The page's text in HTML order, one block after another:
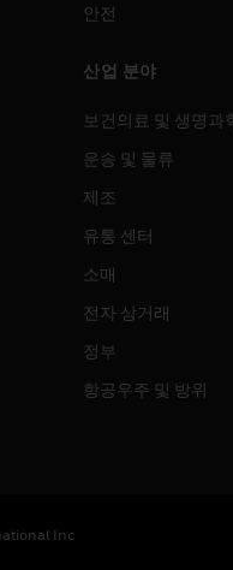
안전
산업 분야
보건의료 및 생명과
운송 및 물류
제조
유통 센터
소매
전자 상거래
정부
항공우주 및 방위
Inc